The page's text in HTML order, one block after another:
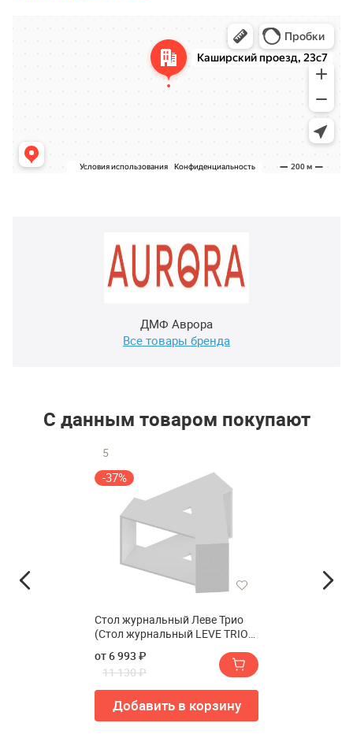
ДМФ Аврора
Все товары бренда
С данным товаром покупают
5
-37%
Стол журнальный Леве Трио
(Стол журнальный LEVE TRIO
от 6 993 ₽
11 130 ₽
Добавить в корзину